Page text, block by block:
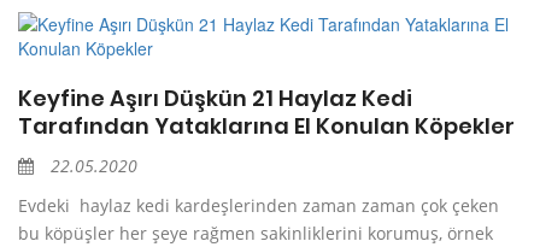
Keyfine Aşırı Düşkün 21 Haylaz Kedi
Tarafından Yataklarına El Konulan Köpekler
22.05.2020
Evdeki haylaz kedi kardeşlerinden zaman zaman çok çeken
bu köpüşler her şeye rağmen sakinliklerini korumuş, örnek